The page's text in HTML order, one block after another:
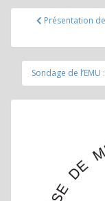
Navigation
l’article
Présentation
Sondage de